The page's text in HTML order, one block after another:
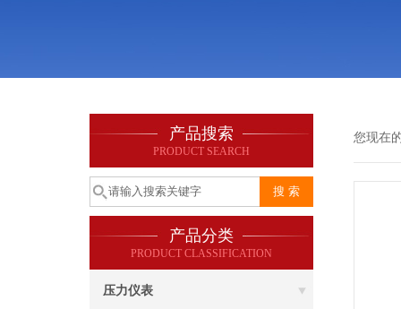
产品搜索
PRODUCT SEARCH
产品分类
PRODUCT CLASSIFICATION
压力仪表
您现在